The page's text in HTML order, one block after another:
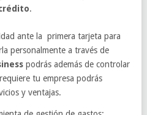
.
ante la primera tarjeta para
personalmente a través de
podrás además de controlar
tu empresa podrás
y ventajas.